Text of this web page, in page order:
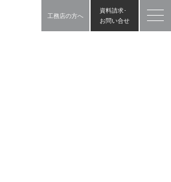
工務店の方へ
資料請求･
お問い合せ